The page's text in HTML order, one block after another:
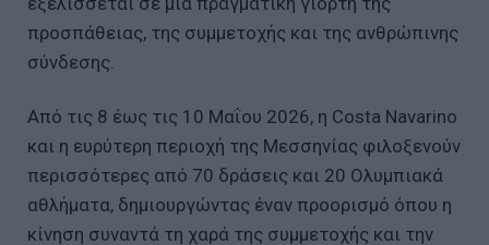
προσπάθειας, της συμμετοχής και της ανθρώπινης
σύνδεσης.
Από τις 8 έως τις 10 Μαΐου 2026, η Costa Navarino
και η ευρύτερη περιοχή της Μεσσηνίας φιλοξενούν
περισσότερες από 70 δράσεις και 20 Ολυμπιακά
αθλήματα, δημιουργώντας έναν προορισμό όπου η
κίνηση συναντά τη χαρά της συμμετοχής και την